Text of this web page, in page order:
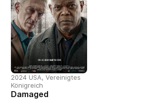
2024 USA, Vereinigtes
Königreich
Damaged